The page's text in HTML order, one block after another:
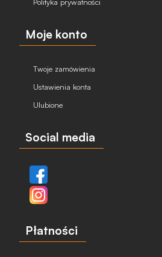
Moje konto
Twoje zamówienia
Ustawienia konta
Ulubione
Social media
Płatności